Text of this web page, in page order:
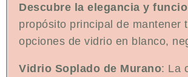
Descubre la elegancia y
propósito principal de mantener
opciones de vidrio en blanco,
Vidrio Soplado de Murano: La